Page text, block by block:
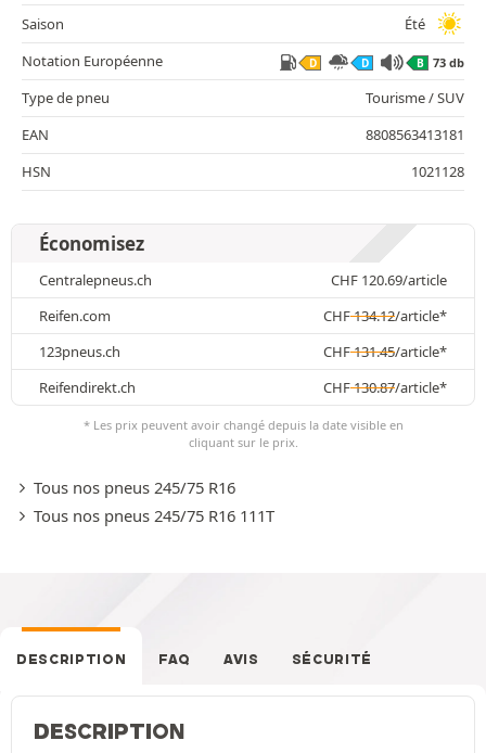
Saison
Été
Notation Européenne
D D B 73 db
Type de pneu
Tourisme / SUV
EAN
8808563413181
HSN
1021128
Économisez
Centralepneus.ch CHF 120.69/article
Reifen.com
CHF134.12/article*
123pneus.ch
CHF131.45/article*
Reifendirekt.ch
CHF130.87/article*
* Les prix peuvent avoir changé depuis la date visible en
cliquant sur le prix.
Tous nos pneus 245/75 R16
Tous nos pneus 245/75 R16 111T
DESCRIPTION FAQ AVIS SÉCURITÉ
DESCRIPTION